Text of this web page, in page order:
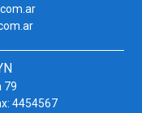
79
4454567